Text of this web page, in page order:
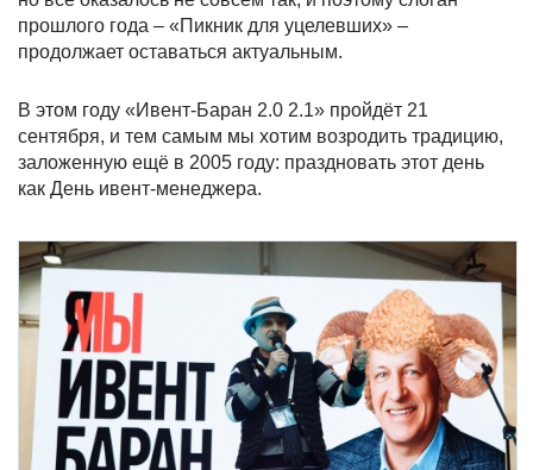
прошлого года – «Пикник для уцелевших» –
продолжает оставаться актуальным.
В этом году «Ивент-Баран 2.0 2.1» пройдёт 21
сентября, и тем самым мы хотим возродить традицию,
заложенную ещё в 2005 году: праздновать этот день
как День ивент-менеджера.